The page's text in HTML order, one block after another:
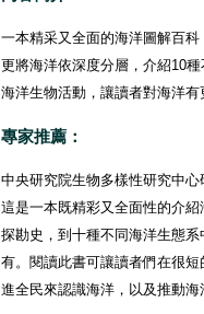
一本精采又全面的海洋圖解百
更將海洋依深度分層，介紹10
海洋生物活動，讓讀者對海洋
專家推薦：
中央研究院生物多樣性研究中
這是一本既精彩又全面性的介
探勘史，到十種不同海洋生態
有。閱讀此書可讓讀者們在很
進全民來認識海洋，以及推動